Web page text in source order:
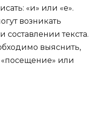
«и» или «е».
возникать
текста.
выяснить,
или